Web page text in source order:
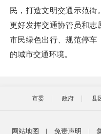
民，打造文明交通示范街
更好发挥交通协管员和志
市民绿色出行、规范停车
的城市交通环境。
市委 政府 县
网站地图 | 免责声明 |